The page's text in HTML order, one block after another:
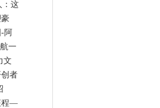
：这
阿
一
文
者
程—